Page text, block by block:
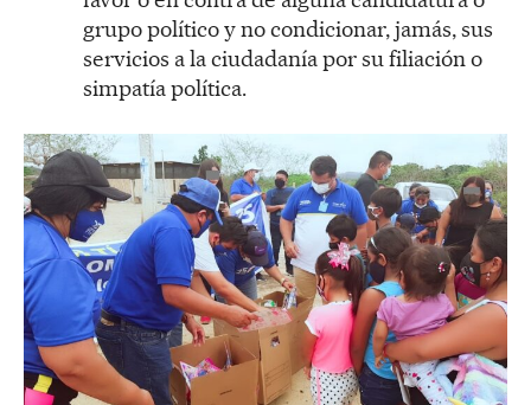
grupo político y no condicionar, jamás, sus
servicios a la ciudadanía por su filiación o
simpatía política.